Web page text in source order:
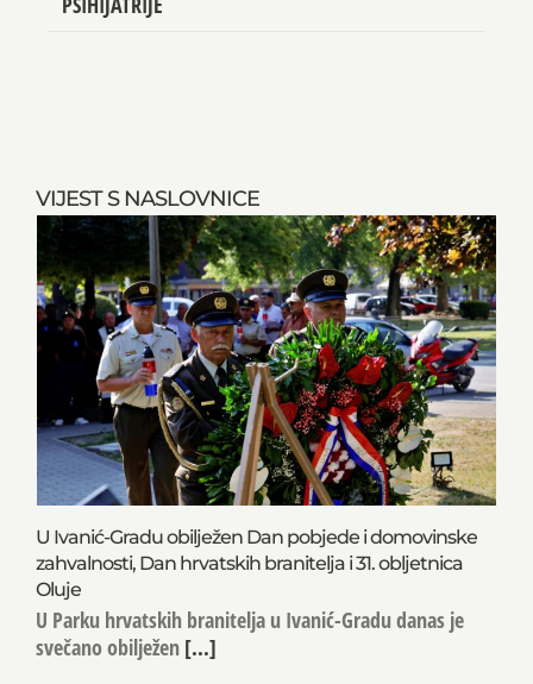
VIJEST S NASLOVNICE
U Ivanić-Gradu obilježen Dan pobjede i domovinske
zahvalnosti, Dan hrvatskih branitelja i 31. obljetnica
Oluje
U Parku hrvatskih branitelja u Ivanić-Gradu danas je
svečano obilježen [...]
PSIHIJATRIJE